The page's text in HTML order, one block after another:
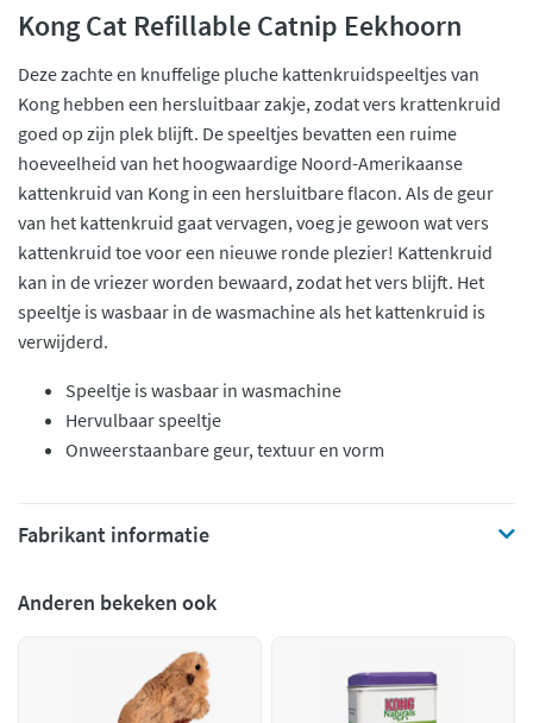
Kong Cat Refillable Catnip Eekhoorn
Deze zachte en knuffelige pluche kattenkruidspeeltjes van
Kong hebben een hersluitbaar zakje, zodat vers krattenkruid
goed op zijn plek blijft. De speeltjes bevatten een ruime
hoeveelheid van het hoogwaardige Noord-Amerikaanse
kattenkruid van Kong in een hersluitbare flacon. Als de geur
van het kattenkruid gaat vervagen, voeg je gewoon wat vers
kattenkruid toe voor een nieuwe ronde plezier! Kattenkruid
kan in de vriezer worden bewaard, zodat het vers blijft. Het
speeltje is wasbaar in de wasmachine als het kattenkruid is
verwijderd.
Speeltje is wasbaar in wasmachine
Hervulbaar speeltje
Onweerstaanbare geur, textuur en vorm
Fabrikant informatie
Anderen bekeken ook